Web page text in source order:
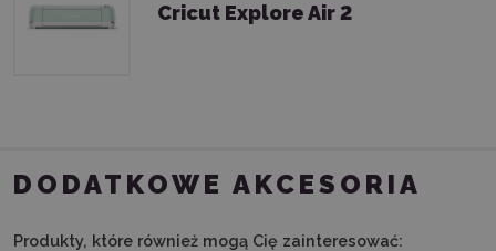
Cricut Explore Air 2
DODATKOWE AKCESORIA
Produkty, które również mogą Cię zainteresować: